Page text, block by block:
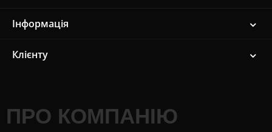
Інформація
Клієнту
ПРО КОМПАНІЮ